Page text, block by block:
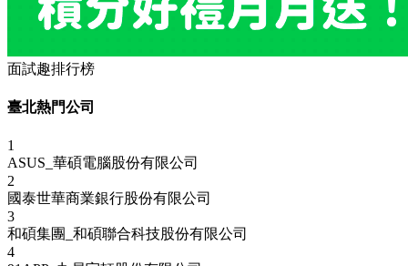
面試趣排行榜
臺北熱門公司
1
ASUS_華碩電腦股份有限公司
2
國泰世華商業銀行股份有限公司
3
和碩集團_和碩聯合科技股份有限公司
4